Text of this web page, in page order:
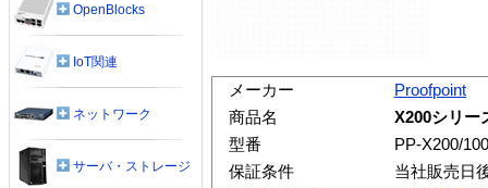
メーカー
Proofpoint
商品名
X200シリー
型番
PP-X200/100
保証条件
当社販売日
OpenBlocks
IoT関連
ネットワーク
サーバ・ストレージ